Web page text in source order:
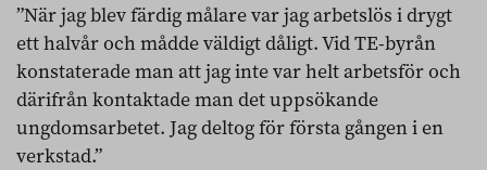
”När jag blev färdig målare var jag arbetslös i drygt
ett halvår och mådde väldigt dåligt. Vid TE-byrån
konstaterade man att jag inte var helt arbetsför och
därifrån kontaktade man det uppsökande
ungdomsarbetet. Jag deltog för första gången i en
verkstad.”